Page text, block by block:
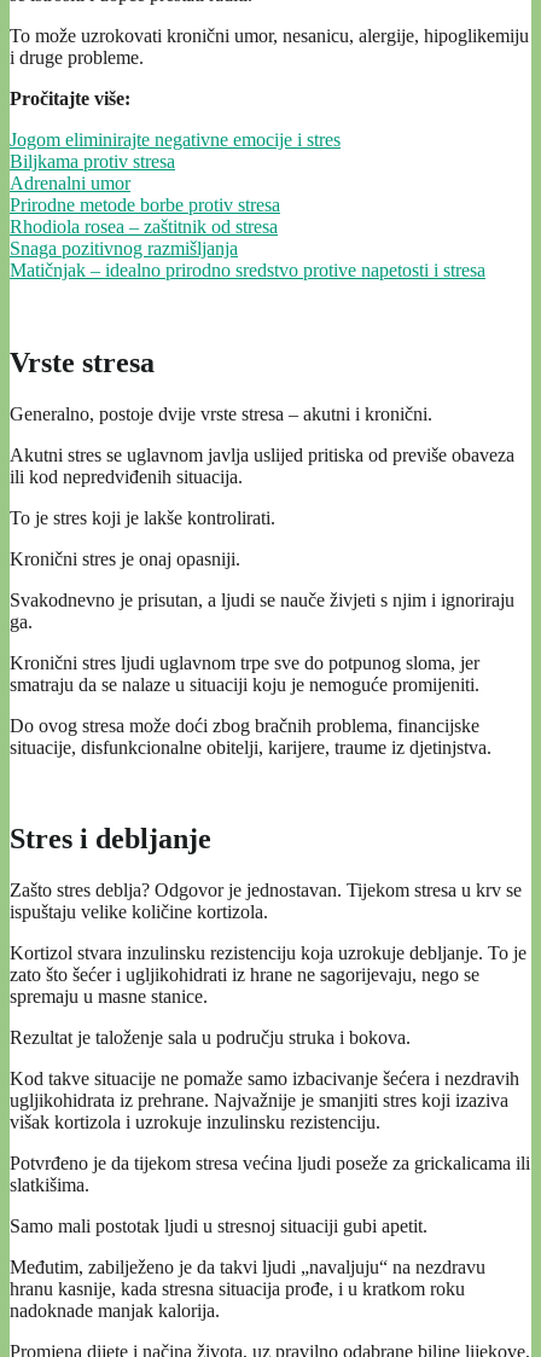
To može uzrokovati kronični umor, nesanicu, alergije, hipoglikemiju
i druge probleme.
Pročitajte više:
Jogom eliminirajte negativne emocije i stres
Biljkama protiv stresa
Adrenalni umor
Prirodne metode borbe protiv stresa
Rhodiola rosea – zaštitnik od stresa
Snaga pozitivnog razmišljanja
Matičnjak – idealno prirodno sredstvo protive napetosti i stresa
Vrste stresa
Generalno, postoje dvije vrste stresa – akutni i kronični.
Akutni stres se uglavnom javlja uslijed pritiska od previše obaveza
ili kod nepredviđenih situacija.
To je stres koji je lakše kontrolirati.
Kronični stres je onaj opasniji.
Svakodnevno je prisutan, a ljudi se nauče živjeti s njim i ignoriraju
ga.
Kronični stres ljudi uglavnom trpe sve do potpunog sloma, jer
smatraju da se nalaze u situaciji koju je nemoguće promijeniti.
Do ovog stresa može doći zbog bračnih problema, financijske
situacije, disfunkcionalne obitelji, karijere, traume iz djetinjstva.
Stres i debljanje
Zašto stres deblja? Odgovor je jednostavan. Tijekom stresa u krv se
ispuštaju velike količine kortizola.
Kortizol stvara inzulinsku rezistenciju koja uzrokuje debljanje. To je
zato što šećer i ugljikohidrati iz hrane ne sagorijevaju, nego se
spremaju u masne stanice.
Rezultat je taloženje sala u području struka i bokova.
Kod takve situacije ne pomaže samo izbacivanje šećera i nezdravih
ugljikohidrata iz prehrane. Najvažnije je smanjiti stres koji izaziva
višak kortizola i uzrokuje inzulinsku rezistenciju.
Potvrđeno je da tijekom stresa većina ljudi poseže za grickalicama ili
slatkišima.
Samo mali postotak ljudi u stresnoj situaciji gubi apetit.
Međutim, zabilježeno je da takvi ljudi „navaljuju“ na nezdravu
hranu kasnije, kada stresna situacija prođe, i u kratkom roku
nadoknade manjak kalorija.
Promjena dijete i načina života, uz pravilno odabrane biljne lijekove,